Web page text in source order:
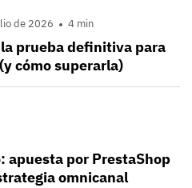
de 2026 4 min
prueba definitiva para
cómo superarla)
apuesta por PrestaShop
omnicanal